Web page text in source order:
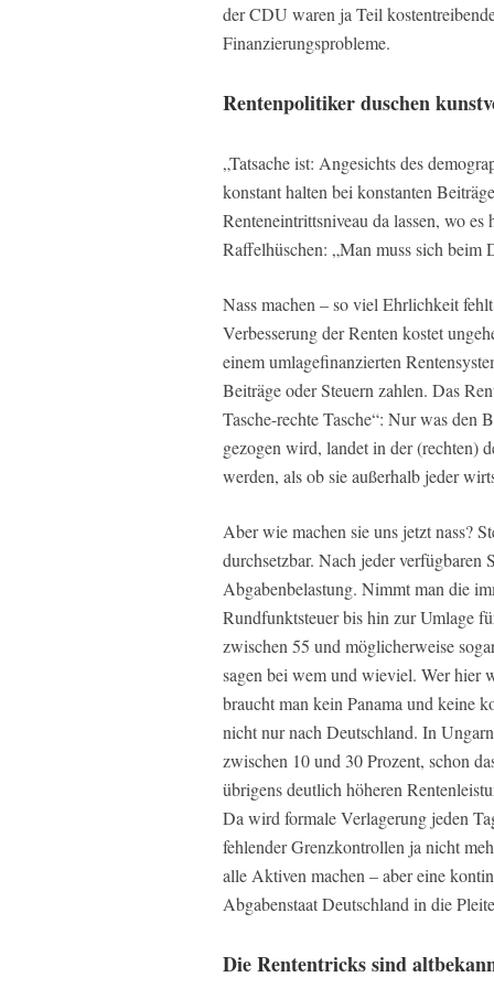
der CDU waren ja Teil
Finanzierungsprobleme.
Rentenpolitiker duschen
„Tatsache ist: Angesichts des
konstant halten bei konstanten
Renteneintrittsniveau da lassen, wo
Raffelhüschen: „Man muss sich beim
Nass machen – so viel Ehrlichkeit
Verbesserung der Renten kostet
einem umlagefinanzierten
Beiträge oder Steuern zahlen. Das
Tasche-rechte Tasche“: Nur was den
gezogen wird, landet in der (rechten)
werden, als ob sie außerhalb jeder
Aber wie machen sie uns jetzt nass?
durchsetzbar. Nach jeder verfügbaren
Abgabenbelastung. Nimmt man die
Rundfunktsteuer bis hin zur Umlage
zwischen 55 und möglicherweise
sagen bei wem und wieviel. Wer hier
braucht man kein Panama und keine
nicht nur nach Deutschland. In
zwischen 10 und 30 Prozent, schon
übrigens deutlich höheren
Da wird formale Verlagerung jeden
fehlender Grenzkontrollen ja nicht
alle Aktiven machen – aber eine
Abgabenstaat Deutschland in die
Die Rententricks sind